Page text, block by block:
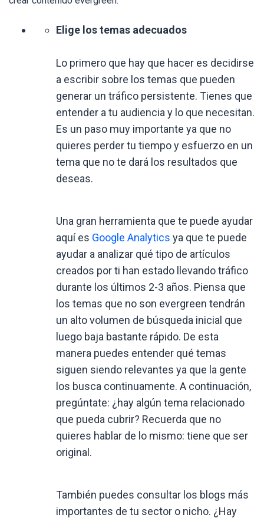
Elige los temas adecuados
Lo primero que hay que hacer es decidirse
a escribir sobre los temas que pueden
generar un tráfico persistente. Tienes que
entender a tu audiencia y lo que necesitan.
Es un paso muy importante ya que no
quieres perder tu tiempo y esfuerzo en un
tema que no te dará los resultados que
deseas.
Una gran herramienta que te puede ayudar
aquí es Google Analytics ya que te puede
ayudar a analizar qué tipo de artículos
creados por ti han estado llevando tráfico
durante los últimos 2-3 años. Piensa que
los temas que no son evergreen tendrán
un alto volumen de búsqueda inicial que
luego baja bastante rápido. De esta
manera puedes entender qué temas
siguen siendo relevantes ya que la gente
los busca continuamente. A continuación,
pregúntate: ¿hay algún tema relacionado
que pueda cubrir? Recuerda que no
quieres hablar de lo mismo: tiene que ser
original.
También puedes consultar los blogs más
importantes de tu sector o nicho. ¿Hay